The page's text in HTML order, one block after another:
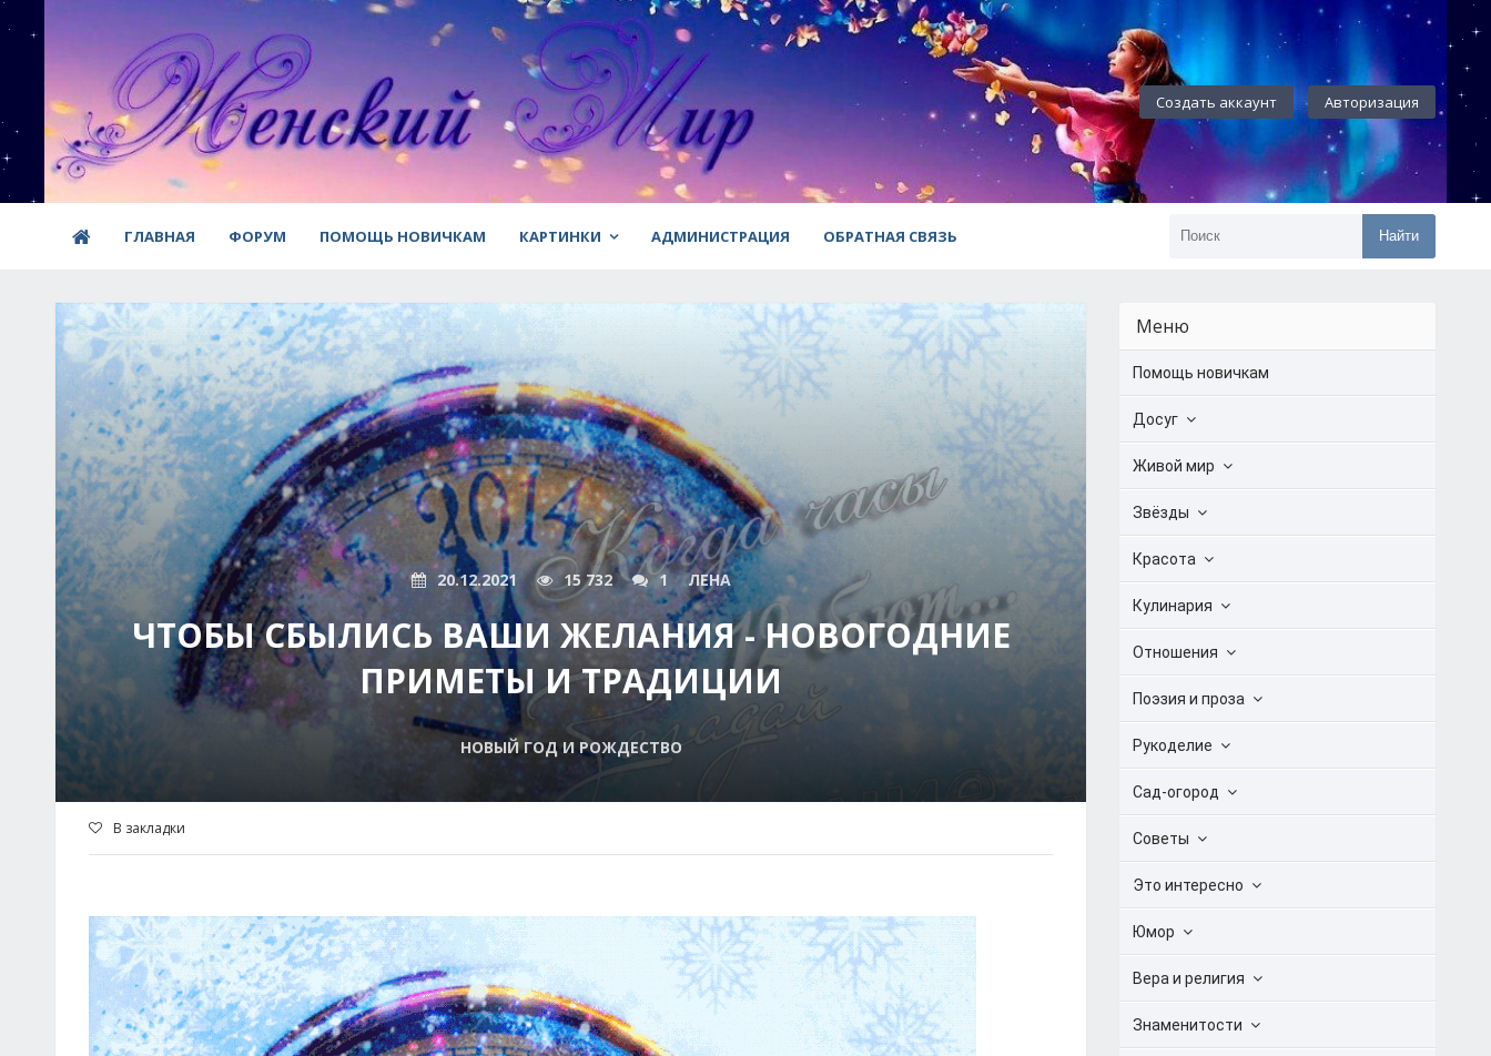
Создать аккаунт Авторизация
ГЛАВНАЯ ФОРУМ ПОМОЩЬ НОВИЧКАМ КАРТИНКИ АДМИНИСТРАЦИЯ ОБРАТНАЯ СВЯЗЬ Найти
20.12.2021 15 732 1 ЛЕНА
ЧТОБЫ СБЫЛИСЬ ВАШИ ЖЕЛАНИЯ - НОВОГОДНИЕ
ПРИМЕТЫ И ТРАДИЦИИ
НОВЫЙ ГОД И РОЖДЕСТВО
В закладки
Меню
Помощь новичкам
Досуг
Живой мир
Звёзды
Красота
Кулинария
Отношения
Поэзия и проза
Рукоделие
Сад-огород
Советы
Это интересно
Юмор
Вера и религия
Знаменитости